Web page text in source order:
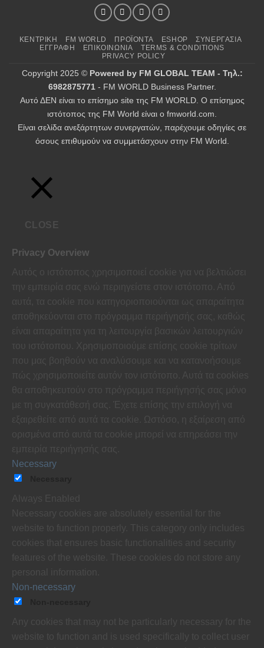
ΚΕΝΤΡΙΚΗ FM WORLD ΠΡΟΪΟΝΤΑ ESHOP
ΣΥΝΕΡΓΑΣΙΑ
ΕΓΓΡΑΦΗ
ΕΠΙΚΟΙΝΩΝΙΑ
TERMS & CONDITIONS
PRIVACY POLICY
Copyright 2025 © Powered by FM GLOBAL TEAM - Τηλ.:
6982875771- FM WORLD Business Partner.
Αυτό ΔΕΝ είναι το επίσημο site της FM WORLD. Ο επίσημος
ιστότοπος της FM World είναι ο fmworld.com.
Είναι σελίδα ανεξάρτητων συνεργατών, παρέχουμε οδηγίες σε
όσους επιθυμούν να συμμετάσχουν στην FM World.
CLOSE
Privacy Overview
Αυτός ο ιστότοπος χρησιμοποιεί cookie για να βελτιώσει
την εμπειρία σας ενώ περιηγείστε στον ιστότοπο.
Από
αυτά, τα cookie που κατηγοριοποιούνται ως απαραίτητα
αποθηκεύονται στο πρόγραμμα περιήγησής σας, καθώς
είναι απαραίτητα για τη λειτουργία βασικών λειτουργιών
του ιστότοπου.
Χρησιμοποιούμε επίσης cookie τρίτων
που μας βοηθούν να αναλύσουμε και να κατανοήσουμε
πώς χρησιμοποιείτε αυτόν τον ιστότοπο.
Αυτά τα cookies
θα αποθηκευτούν στο πρόγραμμα περιήγησής σας μόνο
με τη συγκατάθεσή σας.
Έχετε επίσης την επιλογή να
εξαιρεθείτε από αυτά τα cookie.
Ωστόσο, η εξαίρεση από
ορισμένα από αυτά τα cookie μπορεί να επηρεάσει την
Necessary
Necessary cookies are absolutely essential for the
website to function properly. This category only includes
cookies that ensures basic functionalities and security
features of the website. These cookies do not store any
personal information.
Non-necessary
Any cookies that may not be particularly necessary for the
website to function and is used specifically to collect user